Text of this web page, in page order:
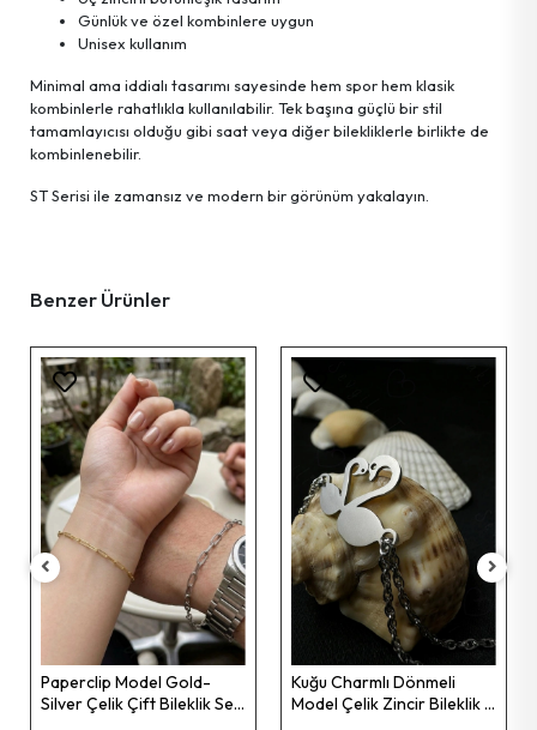
Günlük ve özel kombinlere uygun
Unisex kullanım
Minimal ama iddialı tasarımı sayesinde hem spor hem klasik
kombinlerle rahatlıkla kullanılabilir. Tek başına güçlü bir stil
tamamlayıcısı olduğu gibi saat veya diğer bilekliklerle birlikte de
kombinlenebilir.
ST Serisi ile zamansız ve modern bir görünüm yakalayın.
Benzer Ürünler
Kuğu Charmlı Dönmeli
Model Çelik Zincir Bileklik |
Ayarlanabilir Gold Çelik
Bileklik -Glorious Serisi
359,99 TL